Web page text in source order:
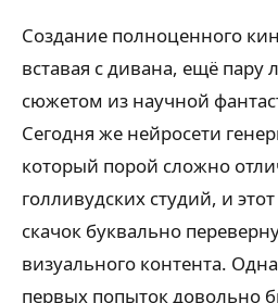
Создание полноценного
вставая с дивана, ещё пару
сюжетом из научной
Сегодня же нейросети
который порой сложно
голливудских студий, и
скачок буквально
визуального контента.
первых попыток довольно